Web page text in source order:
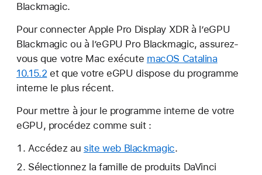
Blackmagic.
Pour connecter Apple Pro Display XDR à l’eGPU
Blackmagic ou à l’eGPU Pro Blackmagic, assurez-
vous que votre Mac exécute macOS Catalina
10.15.2 et que votre eGPU dispose du programme
interne le plus récent.
Pour mettre à jour le programme interne de votre
eGPU, procédez comme suit :
Accédez au site web Blackmagic.
Sélectionnez la famille de produits DaVinci